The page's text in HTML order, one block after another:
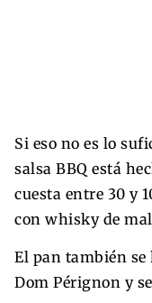
Si eso no es lo
salsa BBQ está
cuesta entre 30 y
con whisky de
El pan también se
Dom Pérignon y